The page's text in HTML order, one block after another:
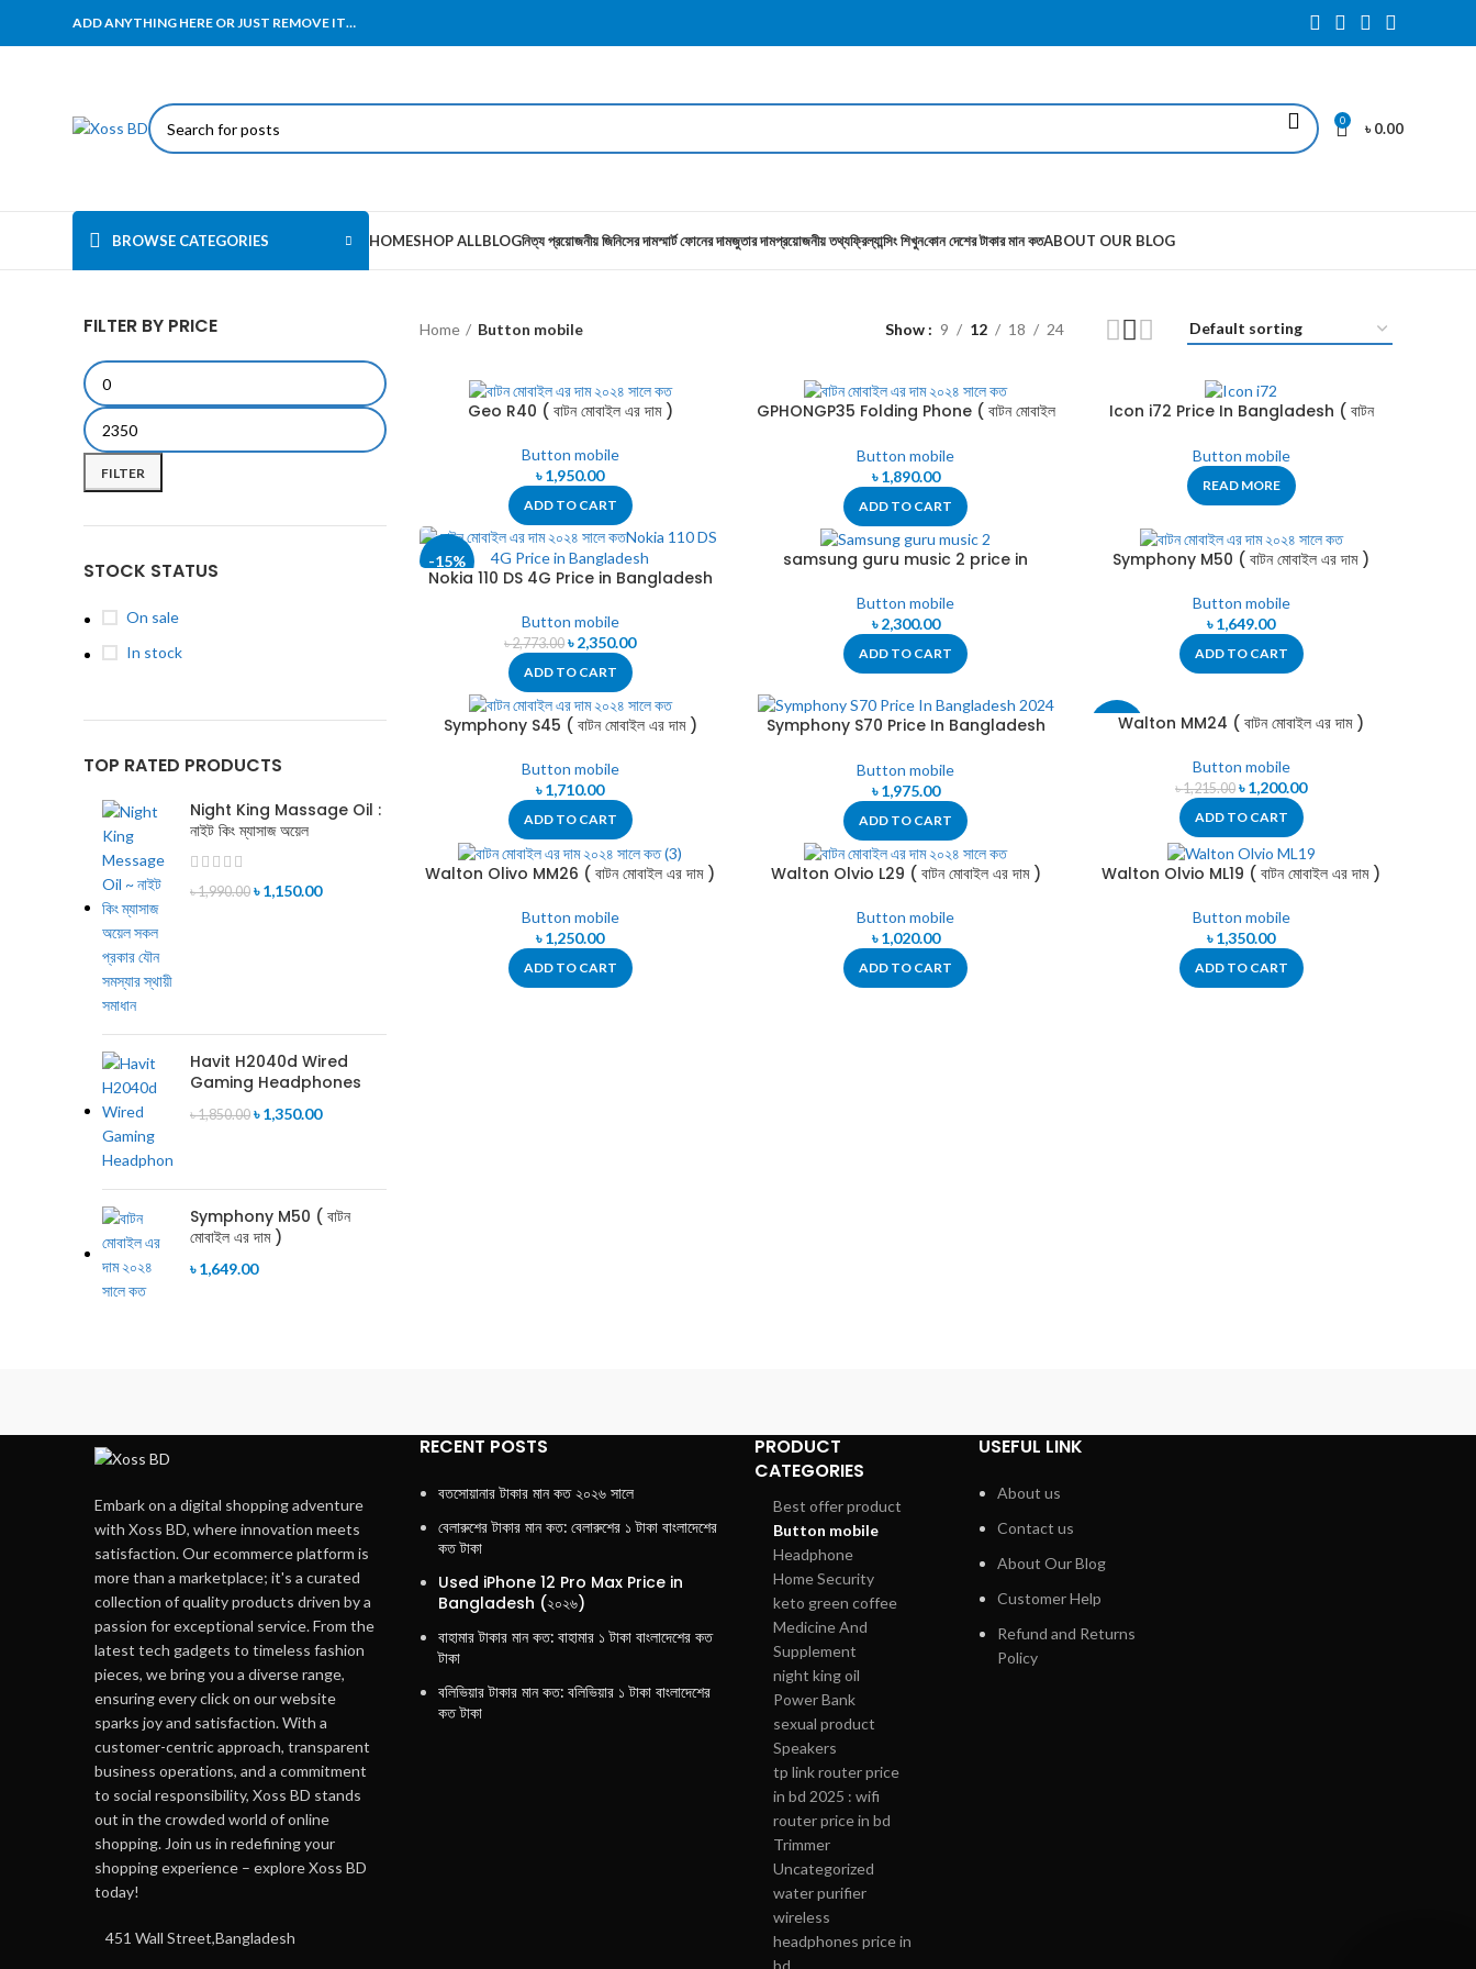
ADD ANYTHING HERE OR JUST REMOVE IT…
0 ৳0.00
BROWSE CATEGORIES HOMESHOP ALLBLOGনিত্য প্রয়োজনীয় জিনিসের দামস্মার্ট ফোনের দামজুতার দামপ্রয়োজনীয় তথ্যফ্রিল্যান্সিং শিখুনকোন দেশের টাকার মান কতABOUT OUR BLOG
FILTER BY PRICE
FILTER
STOCK STATUS
On sale
In stock
TOP RATED PRODUCTS
Night King Massage Oil :
নাইট কিং ম্যাসাজ অয়েল
৳1,990.00 ৳1,150.00
Havit H2040d Wired
Gaming Headphones
৳1,850.00 ৳1,350.00
Symphony M50 ( বাটন
মোবাইল এর দাম )
৳1,649.00
Home Button mobile Show 9 12 18 24
Geo R40 ( বাটন মোবাইল এর দাম )
Button mobile
৳1,950.00
ADD TO CART
GPHONGP35 Folding Phone ( বাটন মোবাইল
Button mobile
৳1,890.00
ADD TO CART
Icon i72 Price In Bangladesh ( বাটন
Button mobile
READ MORE
-15%
Nokia 110 DS 4G Price in Bangladesh
Button mobile
৳2,773.00 ৳2,350.00
ADD TO CART
samsung guru music 2 price in
Button mobile
৳2,300.00
ADD TO CART
Symphony M50 ( বাটন মোবাইল এর দাম )
Button mobile
৳1,649.00
ADD TO CART
Symphony S45 ( বাটন মোবাইল এর দাম )
Button mobile
৳1,710.00
ADD TO CART
Symphony S70 Price In Bangladesh
Button mobile
৳1,975.00
ADD TO CART
-1%
Walton MM24 ( বাটন মোবাইল এর দাম )
Button mobile
৳1,215.00 ৳1,200.00
ADD TO CART
Walton Olivo MM26 ( বাটন মোবাইল এর দাম )
Button mobile
৳1,250.00
ADD TO CART
Walton Olvio L29 ( বাটন মোবাইল এর দাম )
Button mobile
৳1,020.00
ADD TO CART
Walton Olvio ML19 ( বাটন মোবাইল এর দাম )
Button mobile
৳1,350.00
ADD TO CART
Embark on a digital shopping adventure
with Xoss BD, where innovation meets
satisfaction. Our ecommerce platform is
more than a marketplace; it's a curated
collection of quality products driven by a
passion for exceptional service. From the
latest tech gadgets to timeless fashion
pieces, we bring you a diverse range,
ensuring every click on our website
sparks joy and satisfaction. With a
customer-centric approach, transparent
business operations, and a commitment
to social responsibility, Xoss BD stands
out in the crowded world of online
shopping. Join us in redefining your
shopping experience – explore Xoss BD
today!
451 Wall Street,Bangladesh
RECENT POSTS
বতসোয়ানার টাকার মান কত ২০২৬ সালে
বেলারুশের টাকার মান কত: বেলারুশের ১ টাকা বাংলাদেশের
কত টাকা
Used iPhone 12 Pro Max Price in
Bangladesh (২০২৬)
বাহামার টাকার মান কত: বাহামার ১ টাকা বাংলাদেশের কত
টাকা
বলিভিয়ার টাকার মান কত: বলিভিয়ার ১ টাকা বাংলাদেশের
কত টাকা
PRODUCT
CATEGORIES
Best offer product
Button mobile
Headphone
Home Security
keto green coffee
Medicine And
Supplement
night king oil
Power Bank
sexual product
Speakers
tp link router price
in bd 2025 : wifi
router price in bd
Trimmer
Uncategorized
water purifier
wireless
headphones price in
bd
USEFUL LINK
About us
Contact us
About Our Blog
Customer Help
Refund and Returns
Policy